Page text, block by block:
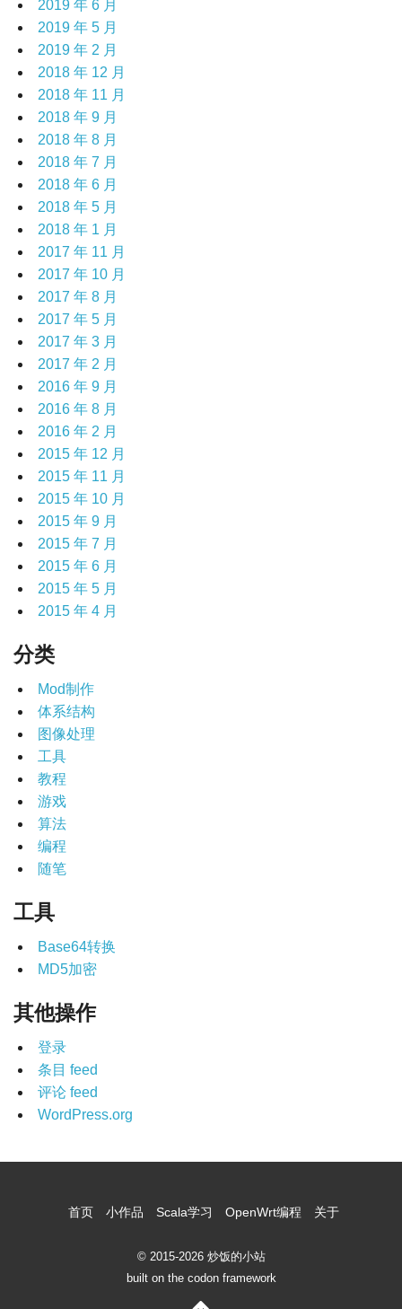
2019 年 6 月
2019 年 5 月
2019 年 2 月
2018 年 12 月
2018 年 11 月
2018 年 9 月
2018 年 8 月
2018 年 7 月
2018 年 6 月
2018 年 5 月
2018 年 1 月
2017 年 11 月
2017 年 10 月
2017 年 8 月
2017 年 5 月
2017 年 3 月
2017 年 2 月
2016 年 9 月
2016 年 8 月
2016 年 2 月
2015 年 12 月
2015 年 11 月
2015 年 10 月
2015 年 9 月
2015 年 7 月
2015 年 6 月
2015 年 5 月
2015 年 4 月
分类
Mod制作
体系结构
图像处理
工具
教程
游戏
算法
编程
随笔
工具
Base64转换
MD5加密
其他操作
登录
条目 feed
评论 feed
WordPress.org
首页 小作品 Scala学习 OpenWrt编程 关于
© 2015-2026 炒饭的小站
built on the codon framework